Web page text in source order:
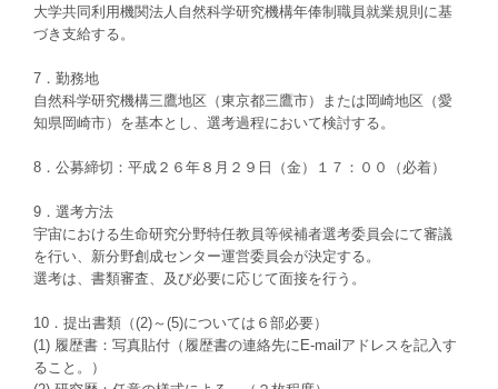
大学共同利用機関法人自然科学研究機構年俸制職員就業規則に基
づき支給する。
7．勤務地
自然科学研究機構三鷹地区（東京都三鷹市）または岡崎地区（愛
知県岡崎市）を基本とし、選考過程において検討する。
8．公募締切：平成２６年８月２９日（金）１７：００（必着）
9．選考方法
宇宙における生命研究分野特任教員等候補者選考委員会にて審議
を行い、新分野創成センター運営委員会が決定する。
選考は、書類審査、及び必要に応じて面接を行う。
10．提出書類（(2)～(5)については６部必要）
(1) 履歴書：写真貼付（履歴書の連絡先にE-mailアドレスを記入す
ること。）